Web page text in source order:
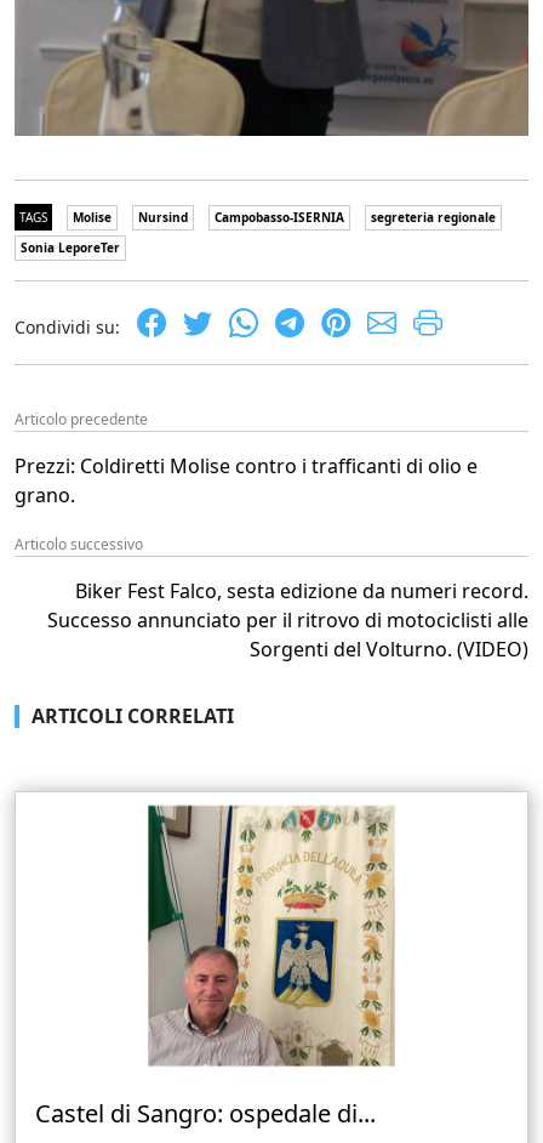
TAGS Molise Nursind Campobasso-ISERNIA
segreteria regionale
Sonia LeporeTer
Condividi su:
Articolo precedente
Prezzi: Coldiretti Molise contro i trafficanti di olio e
grano.
Articolo successivo
Biker Fest Falco, sesta edizione da numeri record.
Successo annunciato per il ritrovo di motociclisti alle
Sorgenti del Volturno. (VIDEO)
ARTICOLI CORRELATI
Castel di Sangro: ospedale di...